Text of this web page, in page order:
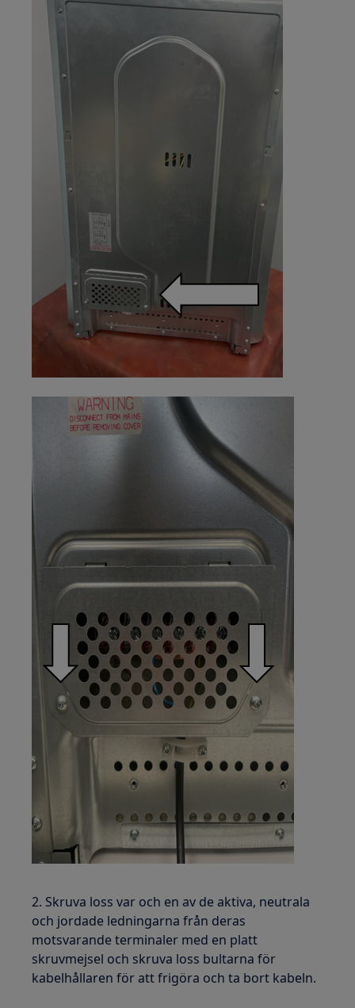
2. Skruva loss var och en av de aktiva, neutrala
och jordade ledningarna från deras
motsvarande terminaler med en platt
skruvmejsel och skruva loss bultarna för
kabelhållaren för att frigöra och ta bort kabeln.